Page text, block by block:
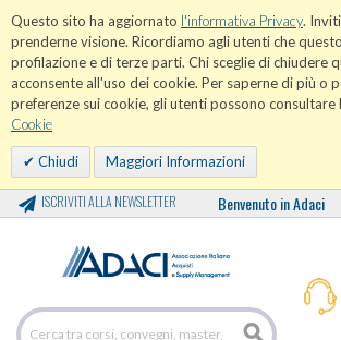
Questo sito ha aggiornato l'informativa Privacy.
prenderne visione. Ricordiamo agli utenti che
profilazione e di terze parti. Chi sceglie di chiudere
acconsente all'uso dei cookie. Per saperne di più o
preferenze sui cookie, gli utenti possono consultare
Cookie
Chiudi Maggiori Informazioni
ISCRIVITI ALLA NEWSLETTER Benvenuto in Adaci